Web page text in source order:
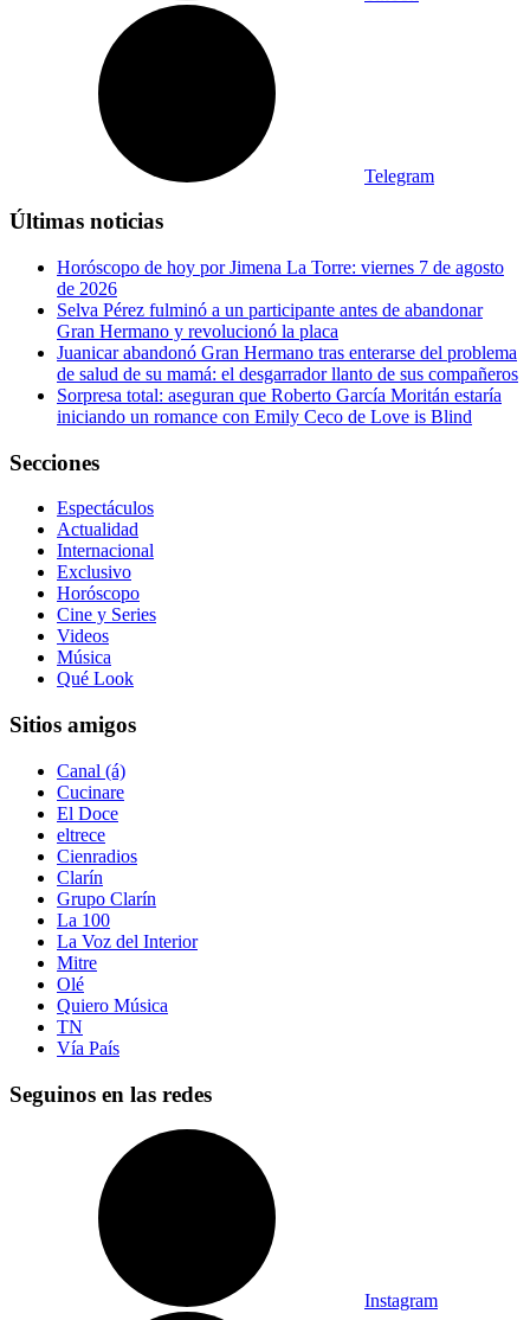
Telegram
Últimas noticias
Horóscopo de hoy por Jimena La Torre: viernes 7 de agosto
de 2026
Selva Pérez fulminó a un participante antes de abandonar
Gran Hermano y revolucionó la placa
Juanicar abandonó Gran Hermano tras enterarse del problema
de salud de su mamá: el desgarrador llanto de sus compañeros
Sorpresa total: aseguran que Roberto García Moritán estaría
iniciando un romance con Emily Ceco de Love is Blind
Secciones
Espectáculos
Actualidad
Internacional
Exclusivo
Horóscopo
Cine y Series
Videos
Música
Qué Look
Sitios amigos
Canal (á)
Cucinare
El Doce
eltrece
Cienradios
Clarín
Grupo Clarín
La 100
La Voz del Interior
Mitre
Olé
Quiero Música
TN
Vía País
Seguinos en las redes
Instagram